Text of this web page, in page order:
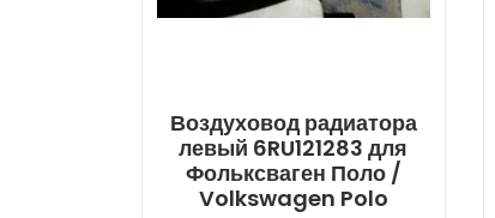
Воздуховод радиатора
левый 6RU121283 для
Фольксваген Поло /
Volkswagen Polo